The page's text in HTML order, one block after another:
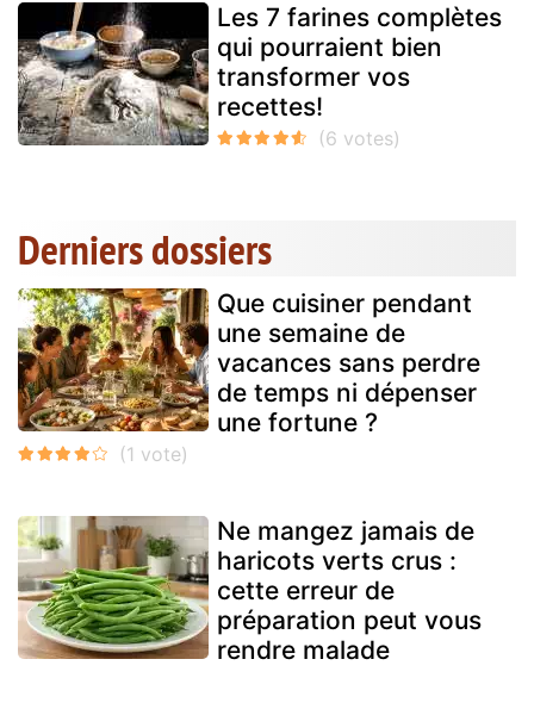
Les 7 farines complètes
qui pourraient bien
transformer vos
recettes!
Derniers dossiers
Que cuisiner pendant
une semaine de
vacances sans perdre
de temps ni dépenser
une fortune ?
Ne mangez jamais de
haricots verts crus :
cette erreur de
préparation peut vous
rendre malade